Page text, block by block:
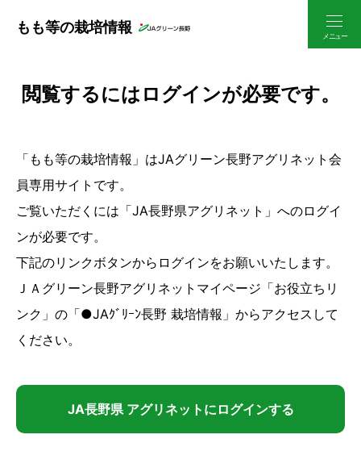
もも等の栽培情報
閲覧するにはログインが必要です。
「もも等の栽培情報」はJAグリーン長野アグリネット会
員専用サイトです。
ご覧いただくには「JA長野県アグリネット」へのログイ
ンが必要です。
下記のリンクボタンからログインをお願いいたします。
ＪＡグリーン長野アグリネットマイページ「お役立ちリ
ンク」の「●JAｸﾞﾘｰﾝ長野 栽培情報」からアクセスして
ください。
JA長野県 アグリネットにログインする